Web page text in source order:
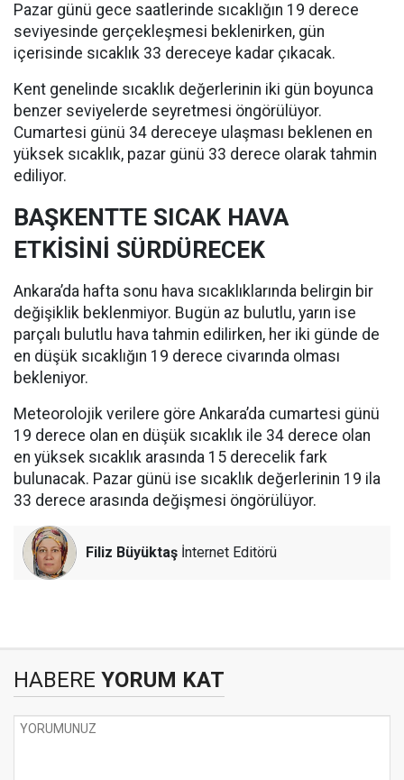
Pazar günü gece saatlerinde sıcaklığın 19 derece
seviyesinde gerçekleşmesi beklenirken, gün
içerisinde sıcaklık 33 dereceye kadar çıkacak.
Kent genelinde sıcaklık değerlerinin iki gün boyunca
benzer seviyelerde seyretmesi öngörülüyor.
Cumartesi günü 34 dereceye ulaşması beklenen en
yüksek sıcaklık, pazar günü 33 derece olarak tahmin
ediliyor.
BAŞKENTTE SICAK HAVA
ETKİSİNİ SÜRDÜRECEK
Ankara’da hafta sonu hava sıcaklıklarında belirgin bir
değişiklik beklenmiyor. Bugün az bulutlu, yarın ise
parçalı bulutlu hava tahmin edilirken, her iki günde de
en düşük sıcaklığın 19 derece civarında olması
bekleniyor.
Meteorolojik verilere göre Ankara’da cumartesi günü
19 derece olan en düşük sıcaklık ile 34 derece olan
en yüksek sıcaklık arasında 15 derecelik fark
bulunacak. Pazar günü ise sıcaklık değerlerinin 19 ila
33 derece arasında değişmesi öngörülüyor.
Filiz Büyüktaş İnternet Editörü
HABERE YORUM KAT